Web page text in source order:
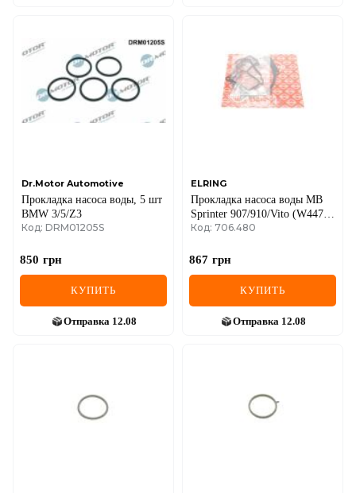
Dr.Motor Automotive
Прокладка насоса воды, 5 шт
BMW 3/5/Z3
Код: DRM01205S
850 грн
КУПИТЬ
Отправка 12.08
ELRING
Прокладка насоса воды MB
Sprinter 907/910/Vito (W447)
18- OM654 (к-кт)
Код: 706.480
867 грн
КУПИТЬ
Отправка 12.08